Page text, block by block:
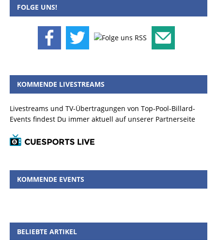
FOLGE UNS!
KOMMENDE LIVESTREAMS
Livestreams und TV-Übertragungen von Top-Pool-Billard-
Events findest Du immer aktuell auf unserer Partnerseite
KOMMENDE EVENTS
BELIEBTE ARTIKEL